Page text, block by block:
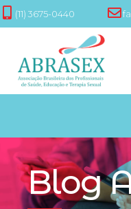
(11) 3675-0440
Blog